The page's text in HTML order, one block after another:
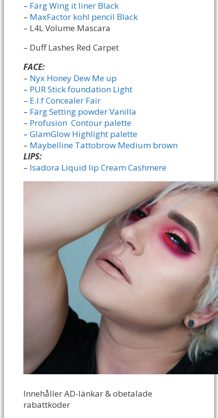
– Färg Wing it liner Black
– MaxFactor kohl pencil Black
– L4L Volume Mascara
– Duff Lashes Red Carpet
FACE:
– Nyx Honey Dew Me up
– PUR Stick foundation Light
– E.l.f Concealer Fair
– Färg Setting powder Vanilla
– Profusion Contour palette
– GlamGlow Highlight palette
– Maybelline Tattobrow Medium brown
LIPS:
– Isadora Liquid lip Cream Cashmere
Innehåller AD-länkar & obetalade
rabattkoder